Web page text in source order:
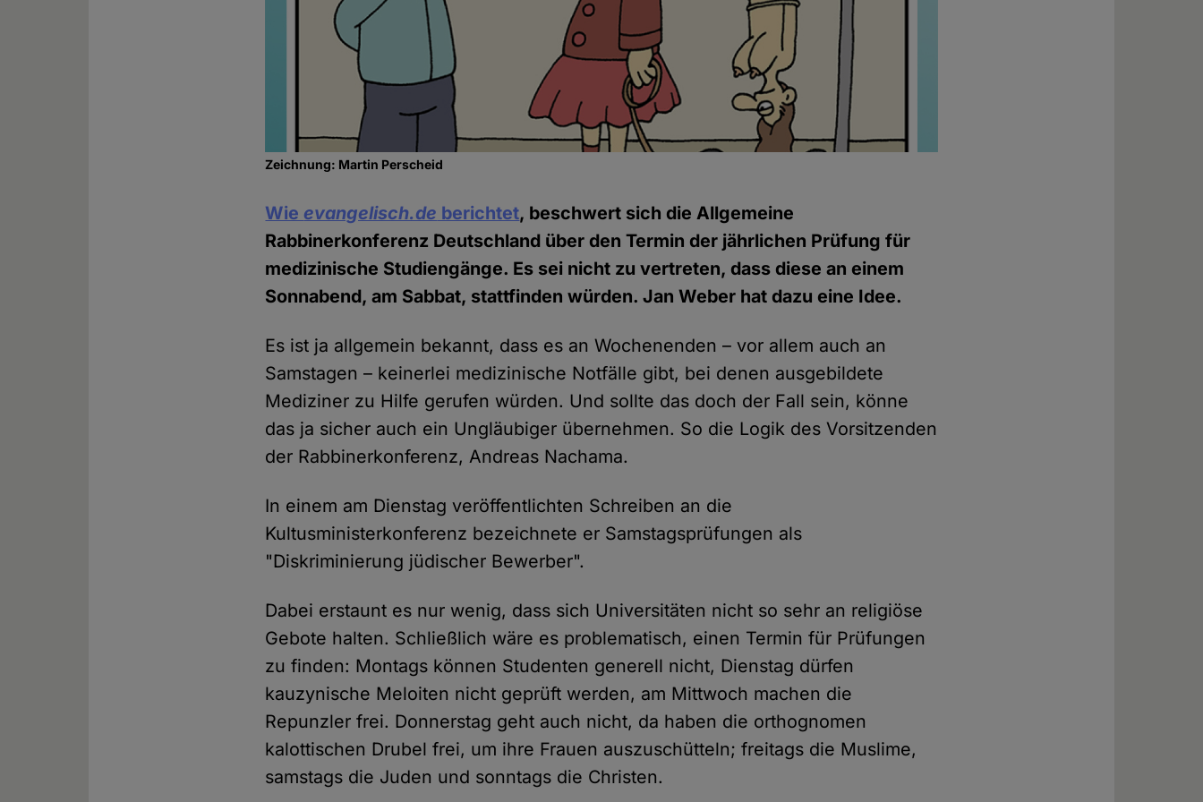
Zeichnung: Martin Perscheid
Wie evangelisch.de berichtet, beschwert sich die Allgemeine
Rabbinerkonferenz Deutschland über den Termin der jährlichen Prüfung für
medizinische Studiengänge. Es sei nicht zu vertreten, dass diese an einem
Sonnabend, am Sabbat, stattfinden würden. Jan Weber hat dazu eine Idee.
Es ist ja allgemein bekannt, dass es an Wochenenden – vor allem auch an
Samstagen – keinerlei medizinische Notfälle gibt, bei denen ausgebildete
Mediziner zu Hilfe gerufen würden. Und sollte das doch der Fall sein, könne
das ja sicher auch ein Ungläubiger übernehmen. So die Logik des Vorsitzenden
der Rabbinerkonferenz, Andreas Nachama.
In einem am Dienstag veröffentlichten Schreiben an die
Kultusministerkonferenz bezeichnete er Samstagsprüfungen als
"Diskriminierung jüdischer Bewerber".
Dabei erstaunt es nur wenig, dass sich Universitäten nicht so sehr an religiöse
Gebote halten. Schließlich wäre es problematisch, einen Termin für Prüfungen
zu finden: Montags können Studenten generell nicht, Dienstag dürfen
kauzynische Meloiten nicht geprüft werden, am Mittwoch machen die
Repunzler frei. Donnerstag geht auch nicht, da haben die orthognomen
kalottischen Drubel frei, um ihre Frauen auszuschütteln; freitags die Muslime,
samstags die Juden und sonntags die Christen.